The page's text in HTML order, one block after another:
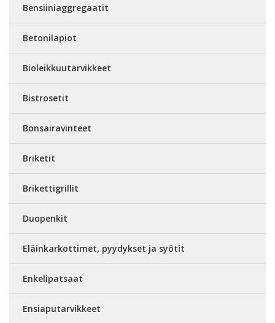
Bensiiniaggregaatit
Betonilapiot
Bioleikkuutarvikkeet
Bistrosetit
Bonsairavinteet
Briketit
Brikettigrillit
Duopenkit
Eläinkarkottimet, pyydykset ja syötit
Enkelipatsaat
Ensiaputarvikkeet